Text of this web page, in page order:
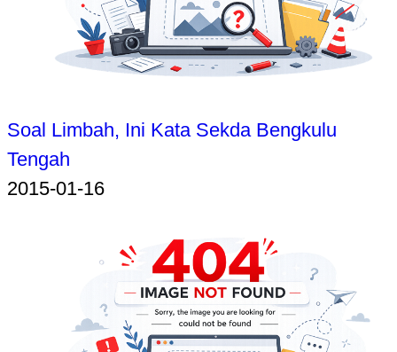
Soal Limbah, Ini Kata Sekda Bengkulu
Tengah
2015-01-16